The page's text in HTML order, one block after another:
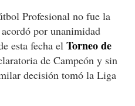
Profesional no fue la
por unanimidad
esta fecha el Torneo de
de Campeón y sin
decisión tomó la Liga